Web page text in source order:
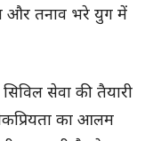
और तनाव भरे युग में
सेवा की तैयारी
का आलम